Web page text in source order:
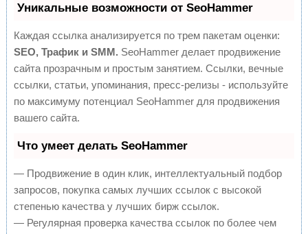
Уникальные возможности от SeoHammer
Каждая ссылка анализируется по трем пакетам оценки:
SEO, Трафик и SMM. SeoHammer делает продвижение
сайта прозрачным и простым занятием. Ссылки, вечные
ссылки, статьи, упоминания, пресс-релизы - используйте
по максимуму потенциал SeoHammer для продвижения
вашего сайта.
Что умеет делать SeoHammer
— Продвижение в один клик, интеллектуальный подбор
запросов, покупка самых лучших ссылок с высокой
степенью качества у лучших бирж ссылок.
— Регулярная проверка качества ссылок по более чем